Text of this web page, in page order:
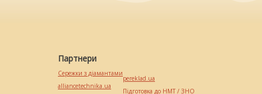
Партнери
Сережки з діамантами
alliancetechnika.ua
pereklad.ua
Підготовка до НМТ / ЗНО